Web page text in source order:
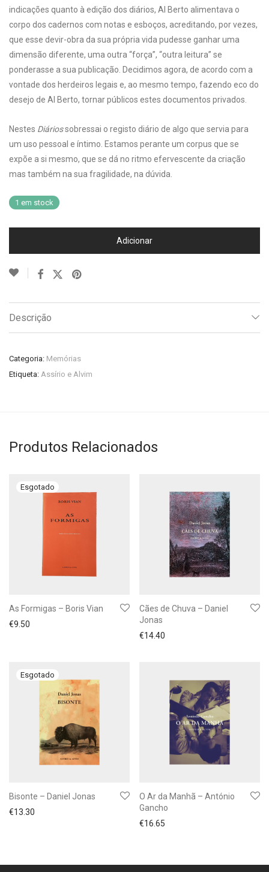
indicações quanto à edição dos diários, Al Berto alimentava o
corpo dos cadernos com notas e esboços, acreditando, por vezes,
que esse devir-obra da sua própria vida pudesse ganhar uma
dimensão diferente, uma outra “força”, “outra leitura” se
ponderasse a sua publicação. Decidimos agora, de acordo com a
vontade dos herdeiros legais e, ao mesmo tempo, fazendo eco do
desejo de Al Berto, tornar públicos estes documentos privados.
Nestes Diáriossobressai o registo diário de algo que servia para
um uso pessoal e íntimo. Estamos perante um corpus que se
expõe a si mesmo, que se dá no ritmo efervescente da criação
mas também na sua fragilidade, na dúvida.
1 em stock
Adicionar
Descrição
Categoria: Memórias
Etiqueta: Assírio e Alvim
Produtos Relacionados
As Formigas – Boris Vian
€9.50
Cães de Chuva – Daniel
Jonas
€14.40
Bisonte – Daniel Jonas
€13.30
O Ar da Manhã – António
Gancho
€16.65